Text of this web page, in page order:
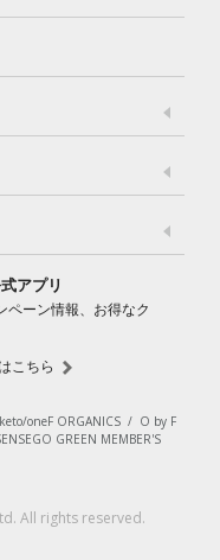
care（オーラルケア）
便）
バシーポリシー
免責事項
Site
アプリ
ペーン情報、お得なク
こちら
to/oneF ORGANICS/ O by F
GO GREEN MEMBER'S
All rights reserved.